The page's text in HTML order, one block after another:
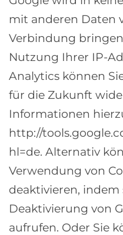
mit anderen Daten
Verbindung
Nutzung Ihrer IP-
Analytics können
für die Zukunft
Informationen
http://
hl=de. Alternativ
Verwendung von
deaktivieren, indem
Deaktivierung von
aufrufen. Oder Sie